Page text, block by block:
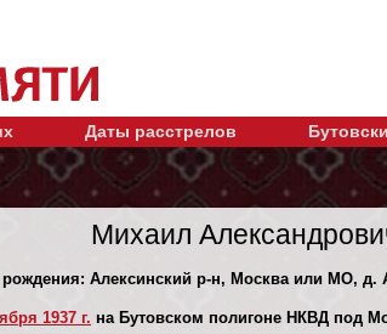
Даты расстрелов
Михаил
рождения: Алексинский р-н, Москва или МО, д.
1937 г. на Бутовском полигоне НКВД под